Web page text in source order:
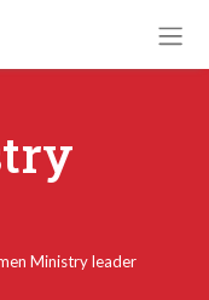
Ministry leader